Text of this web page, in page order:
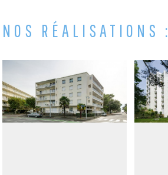
NOS RÉALISATIONS :